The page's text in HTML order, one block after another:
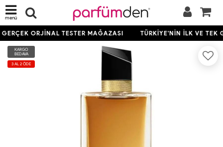
menü
ORJİNAL TESTER MAĞAZASI TÜRKİYE'NİN İLK VE TEK
KARGO
BEDAVA
3 AL 2 ÖDE